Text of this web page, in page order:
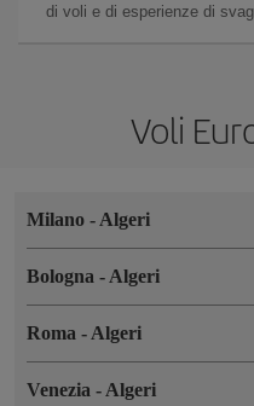
di voli e di esperienze di
Voli
Milano - Algeri
Bologna - Algeri
Roma - Algeri
Venezia - Algeri